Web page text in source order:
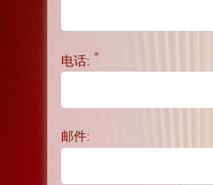
电话: *
邮件: